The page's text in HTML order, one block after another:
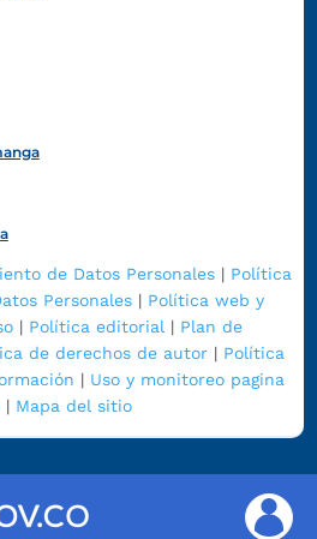
de Datos Personales| Política
Personales | Política web y
| Política editorial | Plan de
de derechos de autor| Política
| Uso y monitoreo pagina
| Mapa del sitio